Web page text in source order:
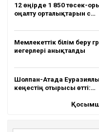
12 өңірде 1 850 төсек-
оңалту орталықтарын с…
Мемлекеттік білім беру
иегерлері анықталды
Шолпан-Атада
кеңестің отырысы өтті:…